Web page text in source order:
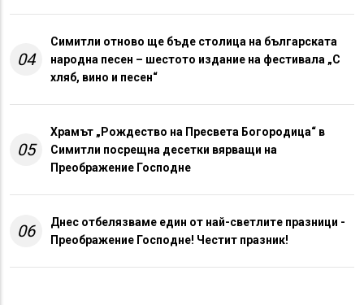
04
Симитли отново ще бъде столица на българската
народна песен – шестото издание на фестивала „С
хляб, вино и песен“
05
Храмът „Рождество на Пресвета Богородица“ в
Симитли посрещна десетки вярващи на
Преображение Господне
06
Днес отбелязваме един от най-светлите празници -
Преображение Господне! Честит празник!